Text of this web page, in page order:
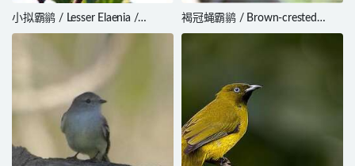
小拟霸鹟 / Lesser Elaenia /
Elaenia chiriquensis
褐冠蝇霸鹟 / Brown-crested
Flycatcher / Myiarchus